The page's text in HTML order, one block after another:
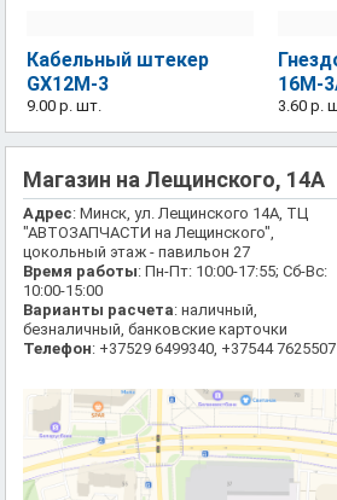
Кабельный штекер
GX12M-3
9.00 р. шт.
16M-
3.60 р.
Магазин на Лещинского, 14А
Адрес: Минск, ул. Лещинского 14А, ТЦ
"АВТОЗАПЧАСТИ на Лещинского",
цокольный этаж - павильон 27
Время работы: Пн-Пт: 10:00-17:55; Сб-Вс:
10:00-15:00
Варианты расчета: наличный,
безналичный, банковские карточки
Телефон: +37529 6499340, +37544 7625507